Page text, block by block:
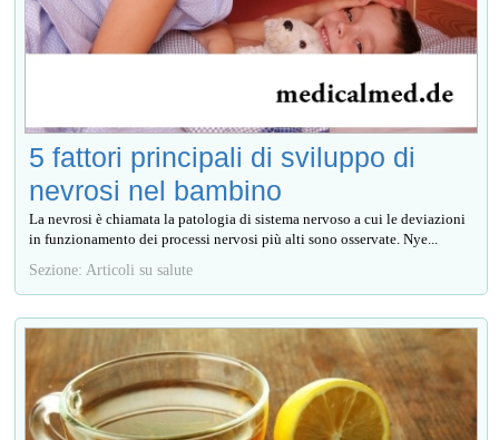
5 fattori principali di sviluppo di
nevrosi nel bambino
La nevrosi è chiamata la patologia di sistema nervoso a cui le deviazioni
in funzionamento dei processi nervosi più alti sono osservate. Nye...
Sezione: Articoli su salute